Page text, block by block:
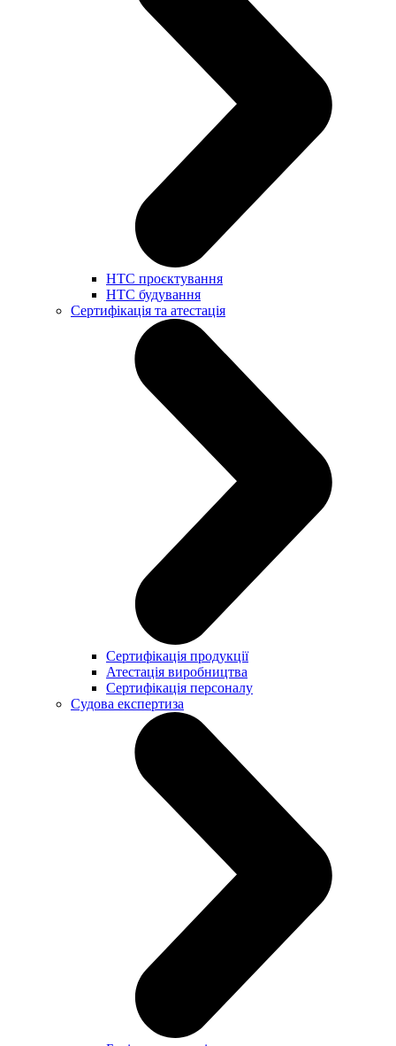
НТС проєктування
НТС будування
Сертифікація та атестація
Сертифікація продукції
Атестація виробництва
Сертифікація персоналу
Судова експертиза